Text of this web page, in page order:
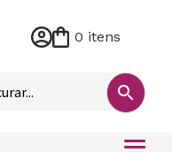
M 0 itens